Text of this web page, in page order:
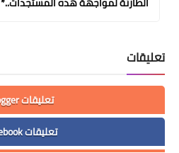
تعليقات
تعليقات Blogger
تعليقات Facebook